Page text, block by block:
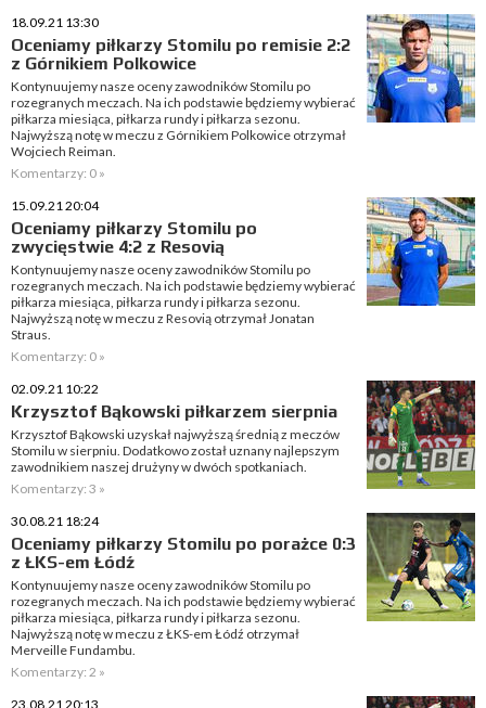
18.09.21 13:30
Oceniamy piłkarzy Stomilu po remisie 2:2
z Górnikiem Polkowice
Kontynuujemy nasze oceny zawodników Stomilu po
rozegranych meczach. Na ich podstawie będziemy wybierać
piłkarza miesiąca, piłkarza rundy i piłkarza sezonu.
Najwyższą notę w meczu z Górnikiem Polkowice otrzymał
Wojciech Reiman.
Komentarzy: 0 »
15.09.21 20:04
Oceniamy piłkarzy Stomilu po
zwycięstwie 4:2 z Resovią
Kontynuujemy nasze oceny zawodników Stomilu po
rozegranych meczach. Na ich podstawie będziemy wybierać
piłkarza miesiąca, piłkarza rundy i piłkarza sezonu.
Najwyższą notę w meczu z Resovią otrzymał Jonatan
Straus.
Komentarzy: 0 »
02.09.21 10:22
Krzysztof Bąkowski piłkarzem sierpnia
Krzysztof Bąkowski uzyskał najwyższą średnią z meczów
Stomilu w sierpniu. Dodatkowo został uznany najlepszym
zawodnikiem naszej drużyny w dwóch spotkaniach.
Komentarzy: 3 »
30.08.21 18:24
Oceniamy piłkarzy Stomilu po porażce 0:3
z ŁKS-em Łódź
Kontynuujemy nasze oceny zawodników Stomilu po
rozegranych meczach. Na ich podstawie będziemy wybierać
piłkarza miesiąca, piłkarza rundy i piłkarza sezonu.
Najwyższą notę w meczu z ŁKS-em Łódź otrzymał
Merveille Fundambu.
Komentarzy: 2 »
23.08.21 20:13